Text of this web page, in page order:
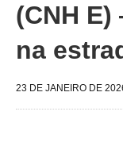
(CNH
na
23 DE JANEIRO DE